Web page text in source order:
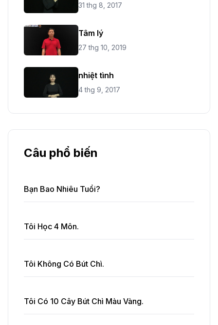
31 thg 8, 2017
Tâm lý
27 thg 10, 2019
nhiệt tình
4 thg 9, 2017
Câu phổ biến
Bạn Bao Nhiêu Tuổi?
Tôi Học 4 Môn.
Tôi Không Có Bút Chì.
Tôi Có 10 Cây Bút Chì Màu Vàng.